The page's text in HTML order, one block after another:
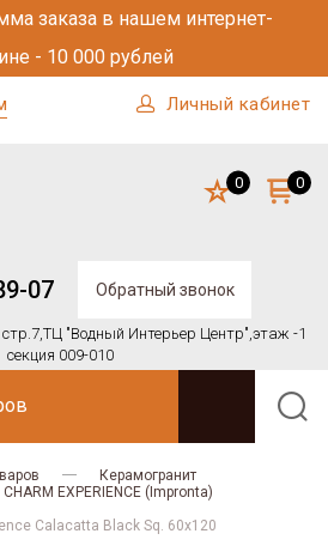
заказа в нашем интернет-
- 10 000 рублей
Личный кабинет
07 Обратный звонок
ТЦ "Водный Интерьер Центр",этаж -1
секция 009-010
0 0
Керамогранит
CHARM EXPERIENCE (Impronta)
Calacatta Black Sq. 60х120